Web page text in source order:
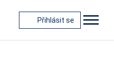
Přihlásit se